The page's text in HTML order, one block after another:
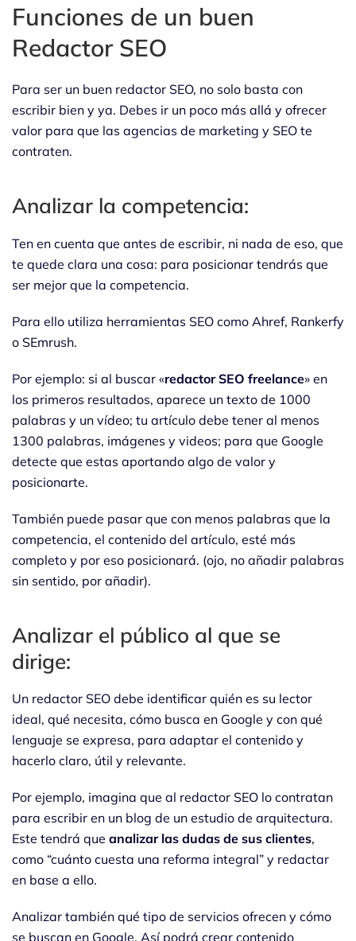
Funciones de un buen
Redactor SEO
Para ser un buen redactor SEO, no solo basta con
escribir bien y ya. Debes ir un poco más allá y ofrecer
valor para que las agencias de marketing y SEO te
contraten.
Analizar la competencia:
Ten en cuenta que antes de escribir, ni nada de eso, que
te quede clara una cosa: para posicionar tendrás que
ser mejor que la competencia.
Para ello utiliza herramientas SEO como Ahref, Rankerfy
o SEmrush.
Por ejemplo: si al buscar «redactor SEO freelance» en
los primeros resultados, aparece un texto de 1000
palabras y un vídeo; tu artículo debe tener al menos
1300 palabras, imágenes y videos; para que Google
detecte que estas aportando algo de valor y
posicionarte.
También puede pasar que con menos palabras que la
competencia, el contenido del artículo, esté más
completo y por eso posicionará. (ojo, no añadir palabras
sin sentido, por añadir).
Analizar el público al que se
dirige:
Un redactor SEO debe identificar quién es su lector
ideal, qué necesita, cómo busca en Google y con qué
lenguaje se expresa, para adaptar el contenido y
hacerlo claro, útil y relevante.
Por ejemplo, imagina que al redactor SEO lo contratan
para escribir en un blog de un estudio de arquitectura.
Este tendrá que analizar las dudas de sus clientes,
como “cuánto cuesta una reforma integral” y redactar
en base a ello.
Analizar también qué tipo de servicios ofrecen y cómo
se buscan en Google. Así podrá crear contenido